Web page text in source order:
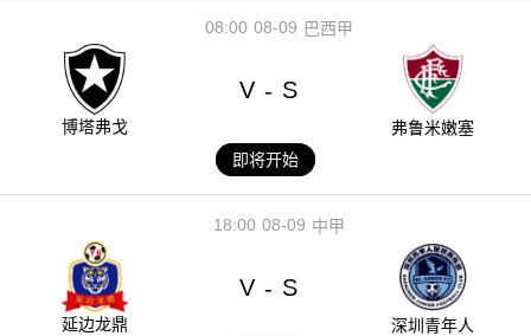
08-09
08:00 巴西甲
博塔弗戈
V - S
弗鲁米嫩塞
即将开始
08-09
18:00 中甲
延边龙鼎
V - S
深圳青年人